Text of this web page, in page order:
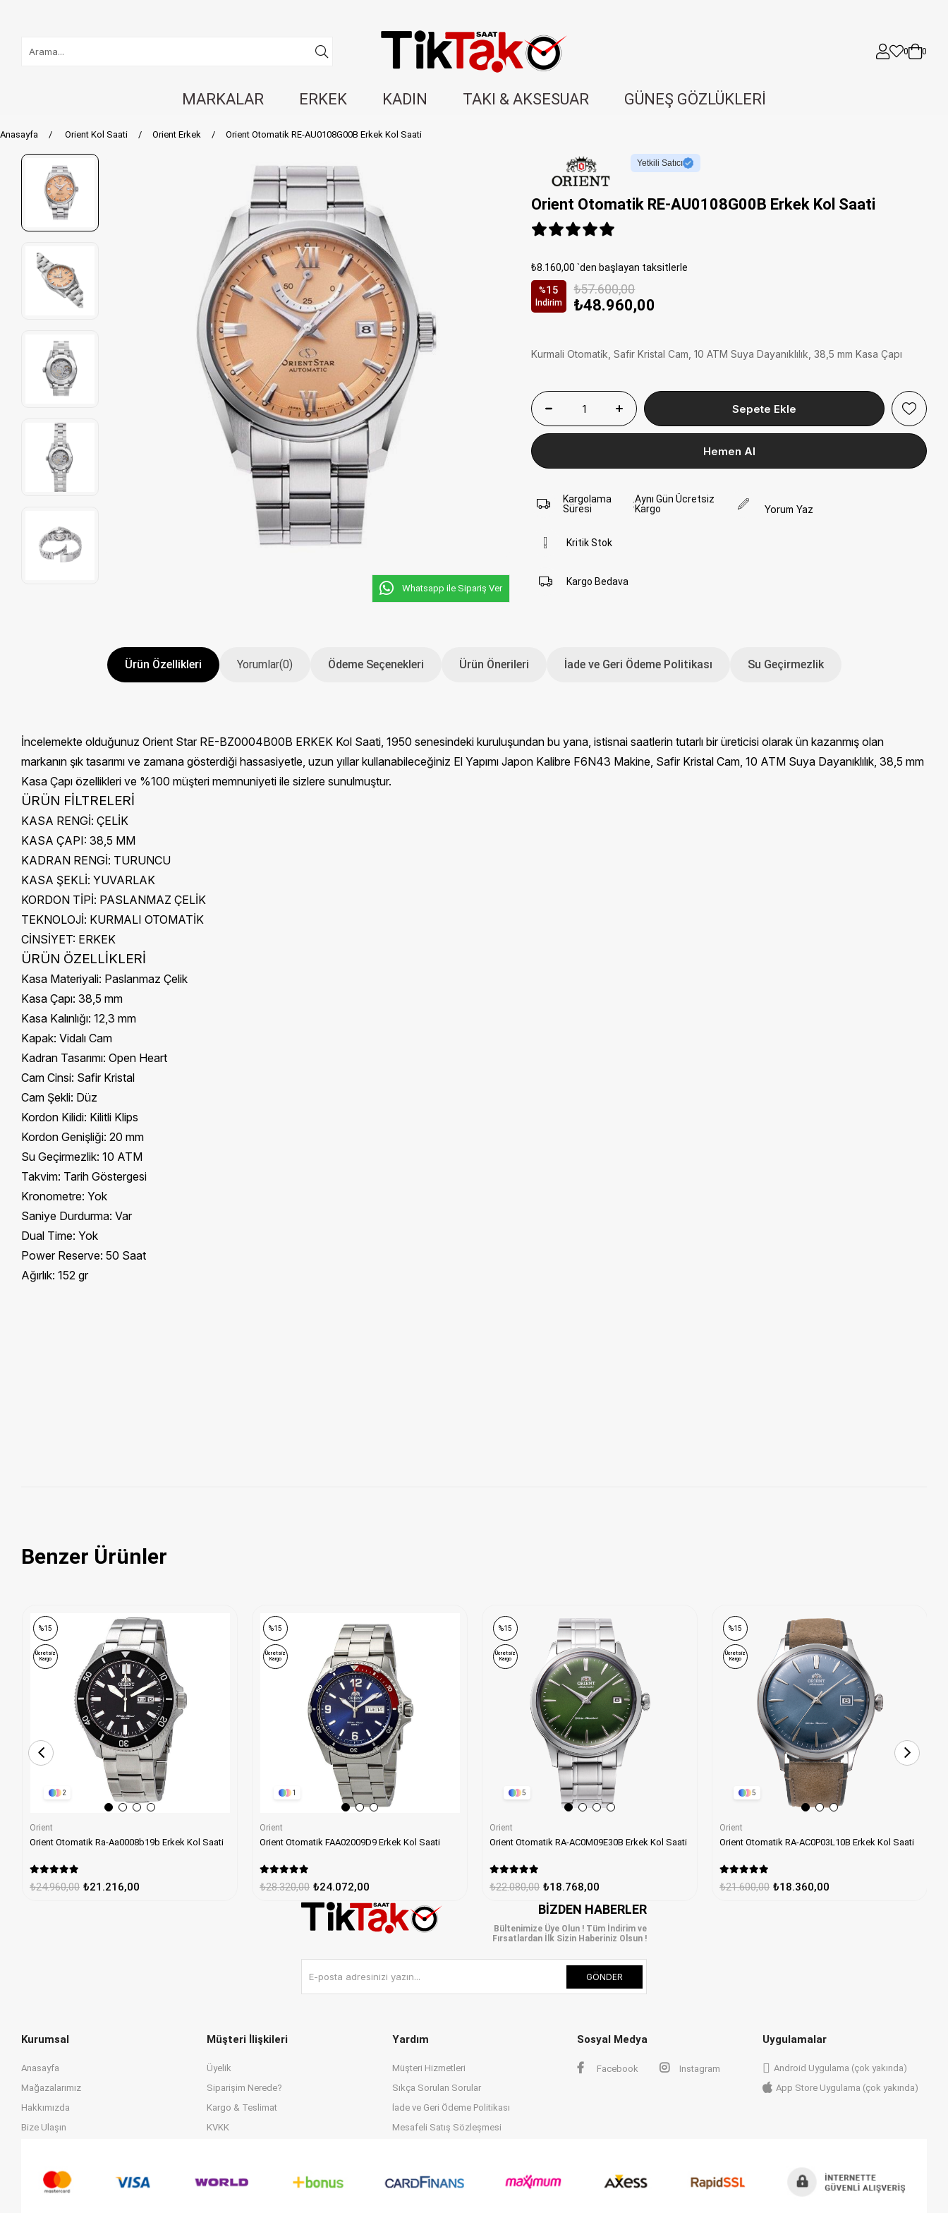
0 0
MARKALAR ERKEK KADIN TAKI & AKSESUAR GÜNEŞ GÖZLÜKLERİ
Anasayfa Orient Kol Saati Orient Erkek Orient Otomatik RE-AU0108G00B Erkek Kol Saati
Whatsapp ile Sipariş Ver
Yetkili Satıcı
Orient Otomatik RE-AU0108G00B Erkek Kol Saati
₺8.160,00 `den başlayan taksitlerle
%15
İndirim
₺57.600,00
₺48.960,00
Kurmali Otomati̇k, Safir Kristal Cam, 10 ATM Suya Dayanıklılık, 38,5 mm Kasa Çapı
Kargolama
Süresi
:Aynı Gün Ücretsiz
Kargo
Kritik Stok
Kargo Bedava
Yorum Yaz
Ürün Özellikleri Yorumlar(0) Ödeme Seçenekleri Ürün Önerileri İade ve Geri Ödeme Politikası Su Geçirmezlik
İncelemekte olduğunuz Orient Star RE-BZ0004B00B ERKEK Kol Saati, 1950 senesindeki kuruluşundan bu yana, istisnai saatlerin tutarlı bir üreticisi olarak ün kazanmış olan
markanın şık tasarımı ve zamana gösterdiği hassasiyetle, uzun yıllar kullanabileceğiniz El Yapımı Japon Kalibre F6N43 Makine, Safir Kristal Cam, 10 ATM Suya Dayanıklılık, 38,5 mm
Kasa Çapı özellikleri ve %100 müşteri memnuniyeti ile sizlere sunulmuştur.
ÜRÜN FİLTRELERİ
KASA RENGİ: ÇELİK
KASA ÇAPI: 38,5 MM
KADRAN RENGİ: TURUNCU
KASA ŞEKLİ: YUVARLAK
KORDON TİPİ: PASLANMAZ ÇELİK
TEKNOLOJİ: KURMALI OTOMATİK
CİNSİYET: ERKEK
ÜRÜN ÖZELLİKLERİ
Kasa Materiyali: Paslanmaz Çelik
Kasa Çapı: 38,5 mm
Kasa Kalınlığı: 12,3 mm
Kapak: Vidalı Cam
Kadran Tasarımı: Open Heart
Cam Cinsi: Safir Kristal
Cam Şekli: Düz
Kordon Kilidi: Kilitli Klips
Kordon Genişliği: 20 mm
Su Geçirmezlik: 10 ATM
Takvim: Tarih Göstergesi
Kronometre: Yok
Saniye Durdurma: Var
Dual Time: Yok
Power Reserve: 50 Saat
Ağırlık: 152 gr
Benzer Ürünler
2
Orient
Orient Otomatik Ra-Aa0008b19b Erkek Kol Saati
₺21.216,00
₺24.960,00
%15
Ücretsiz
Kargo
1
Orient
Orient Otomatik FAA02009D9 Erkek Kol Saati
₺24.072,00
₺28.320,00
%15
Ücretsiz
Kargo
5
Orient
Orient Otomatik RA-AC0M09E30B Erkek Kol Saati
₺18.768,00
₺22.080,00
%15
Ücretsiz
Kargo
5
Orient
Orient Otomatik RA-AC0P03L10B Erkek Kol Saati
₺18.360,00
₺21.600,00
%15
Ücretsiz
Kargo
BIZDEN HABERLER
Bültenimize Üye Olun ! Tüm İndirim ve
Fırsatlardan İlk Sizin Haberiniz Olsun !
GÖNDER
Kurumsal
Anasayfa
Mağazalarımız
Hakkımızda
Bize Ulaşın
Müşteri İlişkileri
Üyelik
Siparişim Nerede?
Kargo & Teslimat
KVKK
Yardım
Müşteri Hizmetleri
Sıkça Sorulan Sorular
İade ve Geri Ödeme Politikası
Mesafeli Satış Sözleşmesi
Sosyal Medya
Facebook Instagram
Uygulamalar
Android Uygulama (çok yakında)
App Store Uygulama (çok yakında)